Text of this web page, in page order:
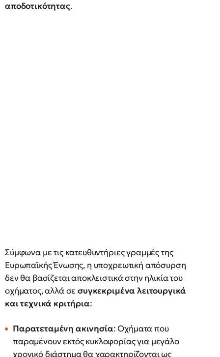
αποδοτικότητας.
Σύμφωνα με τις κατευθυντήριες γραμμές της
Ευρωπαϊκής Ένωσης, η υποχρεωτική απόσυρση
δεν θα βασίζεται αποκλειστικά στην ηλικία του
οχήματος, αλλά σεσυγκεκριμένα λειτουργικά
και τεχνικά κριτήρια:
Παρατεταμένη ακινησία: Οχήματα που
παραμένουν εκτός κυκλοφορίας για μεγάλο
χρονικό διάστημα θα χαρακτηρίζονται ως